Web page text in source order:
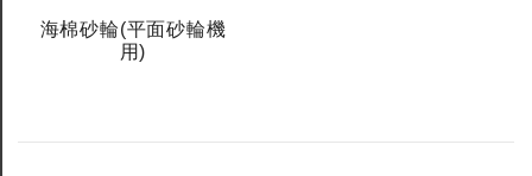
海棉砂輪(平面砂輪機
用)